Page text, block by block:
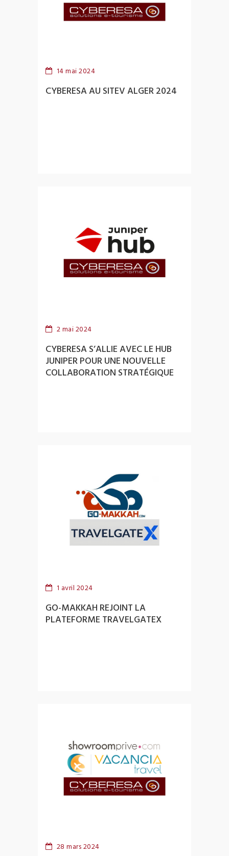
14 mai 2024
CYBERESA AU SITEV ALGER 2024
2 mai 2024
CYBERESA S’ALLIE AVEC LE HUB
JUNIPER POUR UNE NOUVELLE
COLLABORATION STRATÉGIQUE
1 avril 2024
GO-MAKKAH REJOINT LA
PLATEFORME TRAVELGATEX
28 mars 2024